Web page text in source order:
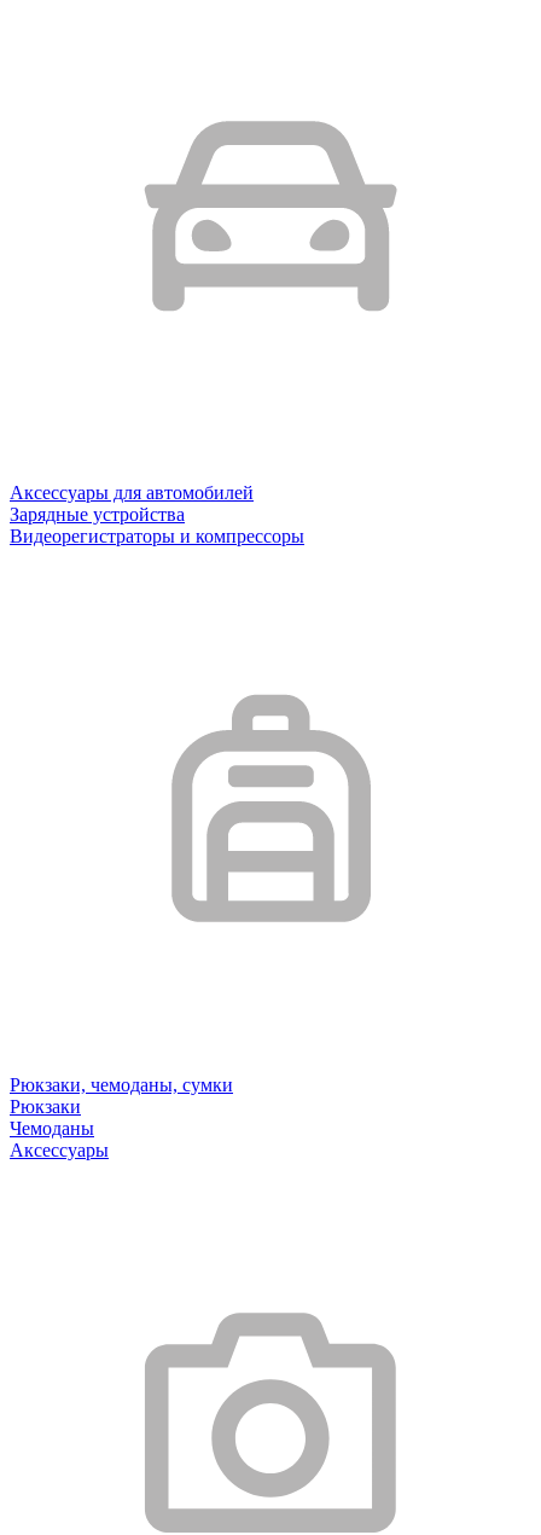
Аксессуары для автомобилей
Зарядные устройства
Видеорегистраторы и компрессоры
Рюкзаки, чемоданы, сумки
Рюкзаки
Чемоданы
Аксессуары